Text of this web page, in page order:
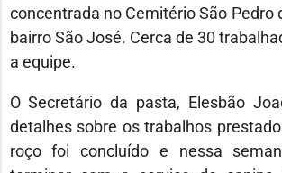
concentrada no Cemitério São Pedro
bairro São José. Cerca de 30
a equipe.
O Secretário da pasta, Elesbão
detalhes sobre os trabalhos
roço foi concluído e nessa